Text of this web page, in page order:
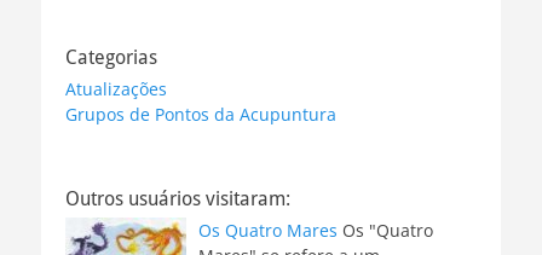
Categorias
Atualizações
Grupos de Pontos da Acupuntura
Outros usuários visitaram:
Os Quatro Mares Os "Quatro